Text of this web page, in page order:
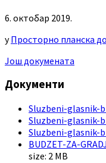
6. октобар 2019.
уПросторно планска
Још докумената
Документи
Sluzbeni-glasnik-
Sluzbeni-glasnik-
Sluzbeni-glasnik-
BUDZET-ZA-
size: 2 MB